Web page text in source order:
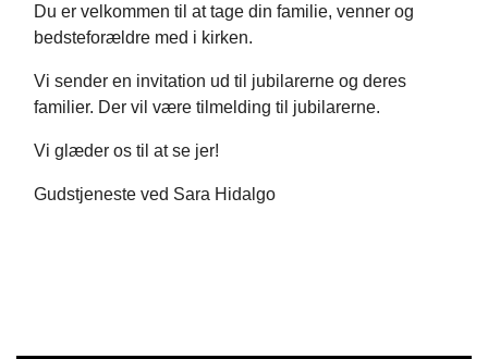
Du er velkommen til at tage din familie, venner og
bedsteforældre med i kirken.
Vi sender en invitation ud til jubilarerne og deres
familier. Der vil være tilmelding til jubilarerne.
Vi glæder os til at se jer!
Gudstjeneste ved Sara Hidalgo